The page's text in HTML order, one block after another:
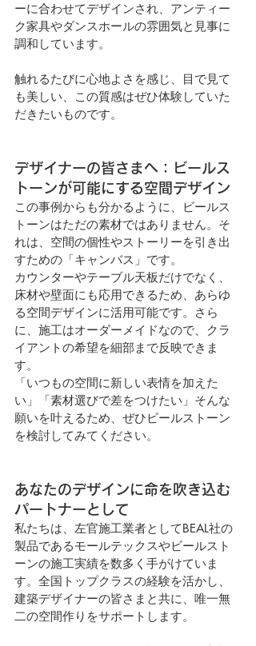
ーに合わせてデザインされ、アンティー
ク家具やダンスホールの雰囲気と見事に
調和しています。
触れるたびに心地よさを感じ、目で見て
も美しい、この質感はぜひ体験していた
だきたいものです。
デザイナーの皆さまへ：ビールス
トーンが可能にする空間デザイン
この事例からも分かるように、ビールス
トーンはただの素材ではありません。そ
れは、空間の個性やストーリーを引き出
すための「キャンバス」です。
カウンターやテーブル天板だけでなく、
床材や壁面にも応用できるため、あらゆ
る空間デザインに活用可能です。さら
に、施工はオーダーメイドなので、クラ
イアントの希望を細部まで反映できま
す。
「いつもの空間に新しい表情を加えた
い」「素材選びで差をつけたい」そんな
願いを叶えるため、ぜひビールストーン
を検討してみてください。
あなたのデザインに命を吹き込む
パートナーとして
私たちは、左官施工業者としてBEAL社の
製品であるモールテックスやビールスト
ーンの施工実績を数多く手がけていま
す。全国トップクラスの経験を活かし、
建築デザイナーの皆さまと共に、唯一無
二の空間作りをサポートします。